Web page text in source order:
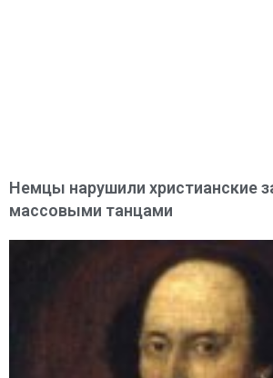
Немцы нарушили христианские
массовыми танцами